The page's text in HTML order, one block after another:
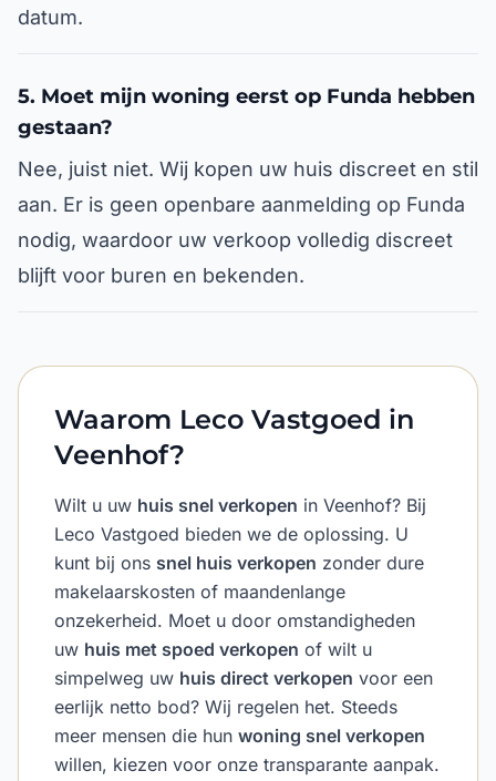
datum.
5. Moet mijn woning eerst op Funda hebben
gestaan?
Nee, juist niet. Wij kopen uw huis discreet en stil
aan. Er is geen openbare aanmelding op Funda
nodig, waardoor uw verkoop volledig discreet
blijft voor buren en bekenden.
Waarom Leco Vastgoed in
Veenhof?
Wilt u uw huis snel verkopen in Veenhof? Bij
Leco Vastgoed bieden we de oplossing. U
kunt bij ons snel huis verkopen zonder dure
makelaarskosten of maandenlange
onzekerheid. Moet u door omstandigheden
uw huis met spoed verkopen of wilt u
simpelweg uw huis direct verkopen voor een
eerlijk netto bod? Wij regelen het. Steeds
meer mensen die hun woning snel verkopen
willen, kiezen voor onze transparante aanpak.